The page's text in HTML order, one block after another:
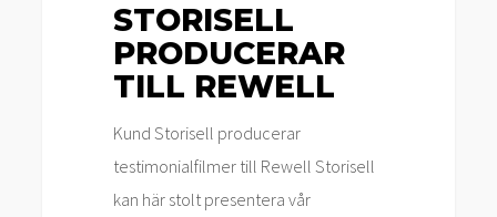
STORISELL
PRODUCERAR
TILL REWELL
Kund Storisell producerar
testimonialfilmer till Rewell Storisell
kan här stolt presentera vår